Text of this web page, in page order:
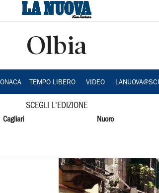
Olbia
TEMPO LIBERO VIDEO
SCEGLI L'EDIZIONE
Cagliari Nuoro